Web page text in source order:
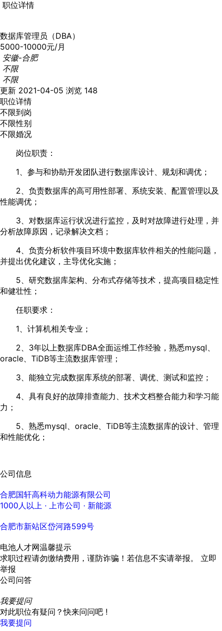
职位详情
数据库管理员（DBA）
5000-10000元/月
安徽-合肥
不限
不限
更新 2021-04-05 浏览 148
职位详情
不限到岗
不限性别
不限婚况
岗位职责：
1、参与和协助开发团队进行数据库设计、规划和调优；
2、负责数据库的高可用性部署、系统安装、配置管理以及
性能调优；
3、对数据库运行状况进行监控，及时对故障进行处理，并
分析故障原因，记录解决文档；
4、负责分析软件项目环境中数据库软件相关的性能问题，
并提出优化建议，主导优化实施；
5、研究数据库架构、分布式存储等技术，提高项目稳定性
和健壮性；
任职要求：
1、计算机相关专业；
2、3年以上数据库DBA全面运维工作经验，熟悉mysql、
oracle、TiDB等主流数据库管理；
3、能独立完成数据库系统的部署、调优、测试和监控；
4、具有良好的故障排查能力、技术文档整合能力和学习能
力；
5、熟悉mysql、oracle、TiDB等主流数据库的设计、管理
和性能优化；
公司信息
合肥国轩高科动力能源有限公司
1000人以上 · 上市公司 · 新能源
合肥市新站区岱河路599号
电池人才网温馨提示
求职过程请勿缴纳费用，谨防诈骗！若信息不实请举报。 立即
举报
公司问答
我要提问
对此职位有疑问？快来问问吧 !
我要提问